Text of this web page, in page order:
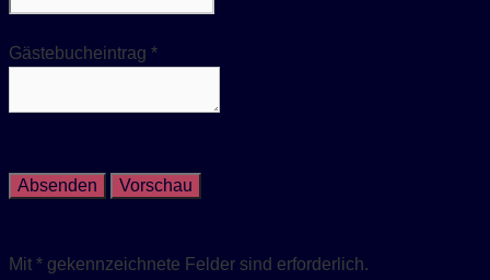
Gästebucheintrag *
Mit * gekennzeichnete Felder sind erforderlich.